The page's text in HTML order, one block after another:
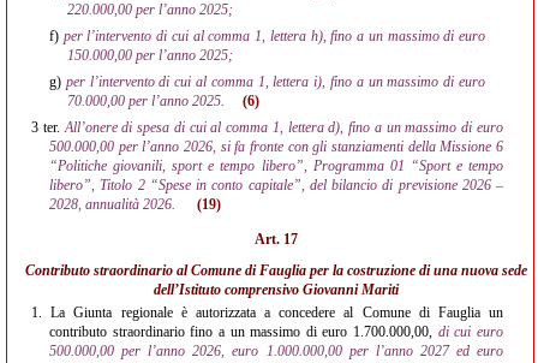
220.000,00 per l’anno 2025;
f) per l’intervento di cui al comma 1, lettera h), fino a un massimo di euro
150.000,00 per l’anno 2025;
g) per l’intervento di cui al comma 1, lettera i), fino a un massimo di euro
70.000,00 per l’anno 2025.
(6)
3 ter. All’onere di spesa di cui al comma 1, lettera d), fino a un massimo di euro
500.000,00 per l’anno 2026, si fa fronte con gli stanziamenti della Missione 6
“Politiche giovanili, sport e tempo libero”, Programma 01 “Sport e tempo
libero”, Titolo 2 “Spese in conto capitale”, del bilancio di previsione 2026 –
2028, annualità 2026.
(19)
Art. 17
Contributo straordinario al Comune di Fauglia per la costruzione di una nuova sede
dell’Istituto comprensivo Giovanni Mariti
1. La Giunta regionale è autorizzata a concedere al Comune di Fauglia un
contributo straordinario fino a un massimo di euro 1.700.000,00, di cui euro
500.000,00 per l’anno 2026, euro 1.000.000,00 per l’anno 2027 ed euro